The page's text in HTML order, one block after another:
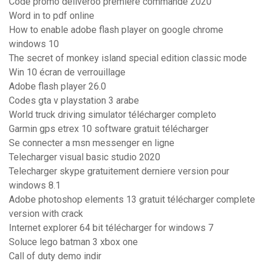
Word in to pdf online
How to enable adobe flash player on google chrome
windows 10
The secret of monkey island special edition classic mode
Win 10 écran de verrouillage
Adobe flash player 26.0
Codes gta v playstation 3 arabe
World truck driving simulator télécharger completo
Garmin gps etrex 10 software gratuit télécharger
Se connecter a msn messenger en ligne
Telecharger visual basic studio 2020
Telecharger skype gratuitement derniere version pour
windows 8.1
Adobe photoshop elements 13 gratuit télécharger complete
version with crack
Internet explorer 64 bit télécharger for windows 7
Soluce lego batman 3 xbox one
Call of duty demo indir